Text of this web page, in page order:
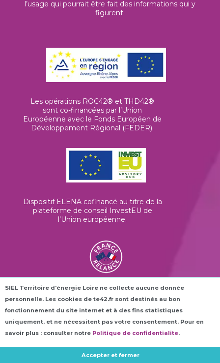
l’usage qui pourrait être fait des informations qui y
figurent.
Les opérations ROC42® et THD42®
sont co-financées par l’Union
Européenne avec le Fonds Européen de
Développement Régional (FEDER).
Dispositif ELENA cofinancé au titre de la
plateforme de conseil InvestEU de
l’Union européenne.
Les horloges connectées ROC42® sont
financées dans le cadre du plan France
Relance.
SIEL Territoire d'énergie Loire ne collecte aucune donnée
personnelle. Les cookies de te42.fr sont destinés au bon
fonctionnement du site internet et à des fins statistiques
uniquement, et ne nécessitent pas votre consentement. Pour en
savoir plus : consulter notre Politique de confidentialite.
Accepter et fermer